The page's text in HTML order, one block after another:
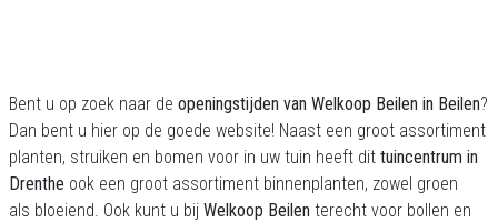
Bent u op zoek naar de openingstijden van Welkoop Beilen in Beilen?
Dan bent u hier op de goede website! Naast een groot assortiment
planten, struiken en bomen voor in uw tuin heeft dit tuincentrum in
Drenthe ook een groot assortiment binnenplanten, zowel groen
als bloeiend. Ook kunt u bij Welkoop Beilen terecht voor bollen en